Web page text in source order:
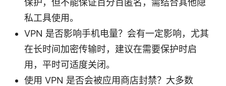
私工具使用。
VPN 是否影响手机电量？会有一定影响，尤其
在长时间加密传输时，建议在需要保护时启
用，平时可适度关闭。
使用 VPN 是否会被应用商店封禁？大多数